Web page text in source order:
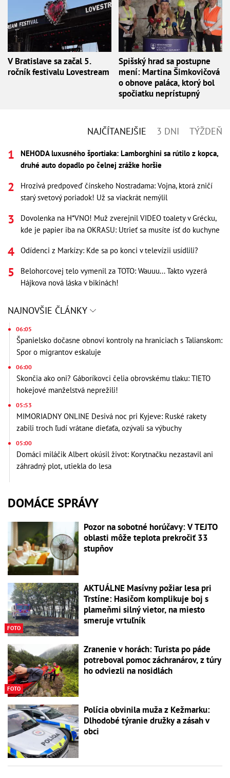
V Bratislave sa začal 5.
ročník festivalu Lovestream
Spišský hrad sa postupne
mení: Martina Šimkovičová
o obnove paláca, ktorý bol
spočiatku neprístupný
NAJČÍTANEJŠIE 3 DNI TÝŽDEŇ
NEHODA luxusného športiaka: Lamborghini sa rútilo z kopca,
druhé auto dopadlo po čelnej zrážke horšie
Hrozivá predpoveď čínskeho Nostradama: Vojna, ktorá zničí
starý svetový poriadok! Už sa viackrát nemýlil
Dovolenka na H*VNO! Muž zverejnil VIDEO toalety v Grécku,
kde je papier iba na OKRASU: Utrieť sa musíte ísť do kuchyne
Odídenci z Markízy: Kde sa po konci v televízii usídlili?
Belohorcovej telo vymenil za TOTO: Wauuu... Takto vyzerá
Hájkova nová láska v bikinách!
NAJNOVŠIE ČLÁNKY
06:05
Španielsko dočasne obnoví kontroly na hraniciach s Talianskom:
Spor o migrantov eskaluje
06:00
Skončia ako oni? Gáboríkovci čelia obrovskému tlaku: TIETO
hokejové manželstvá neprežili!
05:53
MIMORIADNY ONLINE Desivá noc pri Kyjeve: Ruské rakety
zabili troch ľudí vrátane dieťaťa, ozývali sa výbuchy
05:00
Domáci miláčik Albert okúsil život: Korytnačku nezastavil ani
záhradný plot, utiekla do lesa
DOMÁCE SPRÁVY
Pozor na sobotné horúčavy: V TEJTO
oblasti môže teplota prekročiť 33
stupňov
FOTO
AKTUÁLNE Masívny požiar lesa pri
Trstíne: Hasičom komplikuje boj s
plameňmi silný vietor, na miesto
smeruje vrtuľník
FOTO
Zranenie v horách: Turista po páde
potreboval pomoc záchranárov, z túry
ho odviezli na nosidlách
Polícia obvinila muža z Kežmarku:
Dlhodobé týranie družky a zásah v
obci